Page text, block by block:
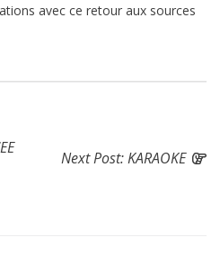
avec ce retour aux sources
Next Post:KARAOKE